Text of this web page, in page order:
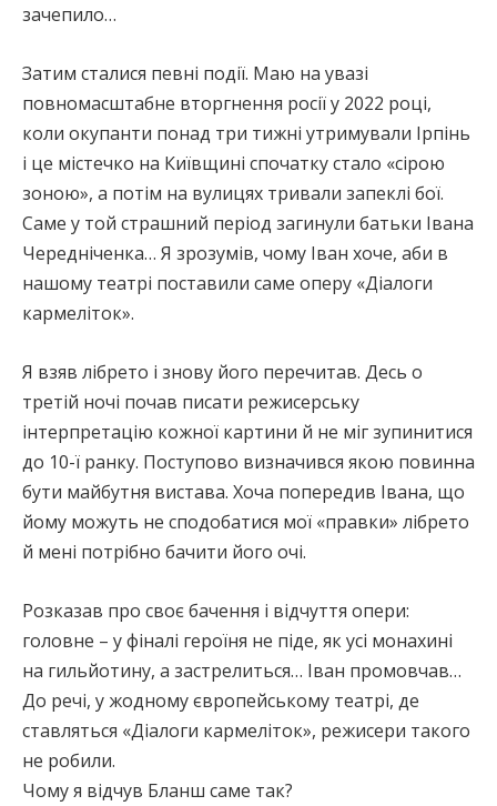
зачепило…
Затим сталися певні події. Маю на увазі
повномасштабне вторгнення росії у 2022 році,
коли окупанти понад три тижні утримували Ірпінь
і це містечко на Київщині спочатку стало «сірою
зоною», а потім на вулицях тривали запеклі бої.
Саме у той страшний період загинули батьки Івана
Чередніченка… Я зрозумів, чому Іван хоче, аби в
нашому театрі поставили саме оперу «Діалоги
кармеліток».
Я взяв лібрето і знову його перечитав. Десь о
третій ночі почав писати режисерську
інтерпретацію кожної картини й не міг зупинитися
до 10-ї ранку. Поступово визначився якою повинна
бути майбутня вистава. Хоча попередив Івана, що
йому можуть не сподобатися мої «правки» лібрето
й мені потрібно бачити його очі.
Розказав про своє бачення і відчуття опери:
головне – у фіналі героїня не піде, як усі монахині
на гильйотину, а застрелиться… Іван промовчав…
До речі, у жодному європейському театрі, де
ставляться «Діалоги кармеліток», режисери такого
не робили.
Чому я відчув Бланш саме так?